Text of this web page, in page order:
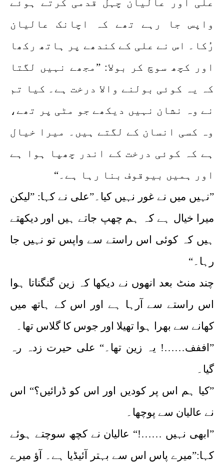
علی اور عالیان چہل قدمی کرتے ہوئے
واپس جا رہے تھے کہ اچانک عالیان
رُکا۔ اس نے علی کے کندھے پر ہاتھ رکھا
اور کچھ سوچ کر بولا: ”مجھے نہیں لگتا
کہ یہ کوئی بولنے والا درخت ہے۔ کیا تم
نے وہ نشان نہیں دیکھے جو مٹی پر تھے،
وہ کسی انسان کے لگتے ہیں۔ میرا خیال
ہے کہ کوئی درخت کے اندر چھپا ہوا ہے
اور ہمیں بیوقوف بنا رہا ہے۔“
”نہیں میں نے غور نہیں کیا۔”علی نے کہا: ”لیکن
میرا خیال ہے کہ ہم چھپ جاتے ہیں اور دیکھتے
ہیں کہ کوئی اس راستے سے واپس تو نہیں جا
رہا۔“
چند منٹ بعد انھوں نے دیکھا کہ زین گنگناتا ہوا
اس راستے سے آرہا ہے اور اس کے ہاتھ میں
کھانے سے بھرا ہوا تھیلا اور جوس کا گلاس تھا۔
”اففف……! یہ زین تھا۔“ علی حیرت زدہ رہ
گیا۔
”کیا ہم اس پر کودیں اور اس کو ڈرائیں؟“ اس
نے عالیان سے پوچھا۔
”ابھی نہیں ……!“ عالیان نے کچھ سوچتے ہوئے
کہا:”میرے پاس اس سے بہتر آئیڈیا ہے۔ آؤ میرے